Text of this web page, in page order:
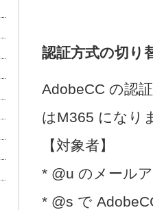
認証方式の切り
AdobeCC の認
はM365 になり
【対象者】
* @u のメール
* @s で